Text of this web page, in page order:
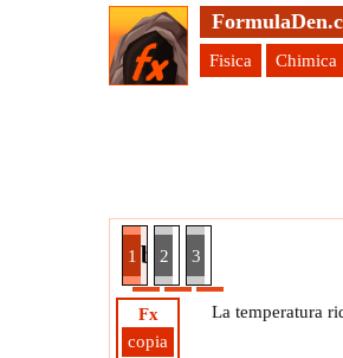
Fisica Chimica
1b di Peng
2 3
Fx
copia
La temperatura